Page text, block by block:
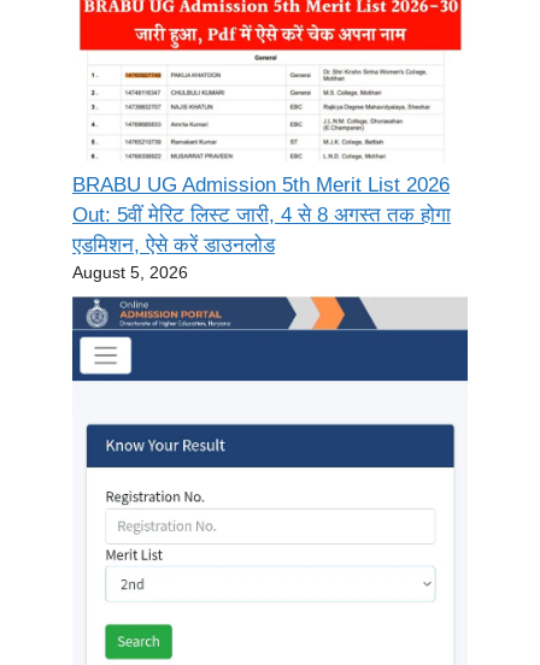
BRABU UG Admission 5th Merit List 2026
Out: 5वीं मेरिट लिस्ट जारी, 4 से 8 अगस्त तक होगा
एडमिशन, ऐसे करें डाउनलोड
August 5, 2026